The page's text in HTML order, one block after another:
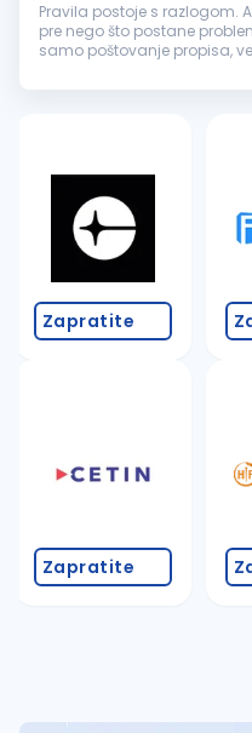
Pravila postoje s razlogom.
pre nego što postane
samo poštovanje propisa,
Zapratite
Zapratite